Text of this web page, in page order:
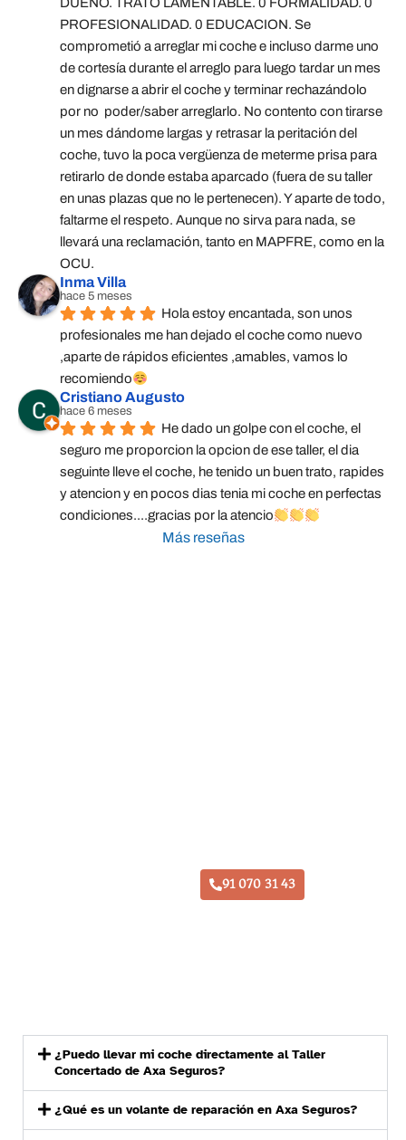
DUEÑO. TRATO LAMENTABLE. 0 FORMALIDAD. 0
PROFESIONALIDAD. 0 EDUCACION. Se
comprometió a arreglar mi coche e incluso darme uno
de cortesía durante el arreglo para luego tardar un mes
en dignarse a abrir el coche y terminar rechazándolo
por no  poder/saber arreglarlo. No contento con tirarse
un mes dándome largas y retrasar la peritación del
coche, tuvo la poca vergüenza de meterme prisa para
retirarlo de donde estaba aparcado (fuera de su taller
en unas plazas que no le pertenecen). Y aparte de todo,
faltarme el respeto. Aunque no sirva para nada, se
llevará una reclamación, tanto en MAPFRE, como en la
OCU.
Inma Villa
hace 5 meses
Hola estoy encantada, son unos
profesionales me han dejado el coche como nuevo
,aparte de rápidos eficientes ,amables, vamos lo
recomiendo
Cristiano Augusto
hace 6 meses
He dado un golpe con el coche, el
seguro me proporcion la opcion de ese taller, el dia
seguinte lleve el coche, he tenido un buen trato, rapides
y atencion y en pocos dias tenia mi coche en perfectas
condiciones....gracias por la atencio
Más reseñas
91 070 31 43
¿Puedo llevar mi coche directamente al Taller
Concertado de Axa Seguros?
¿Qué es un volante de reparación en Axa Seguros?